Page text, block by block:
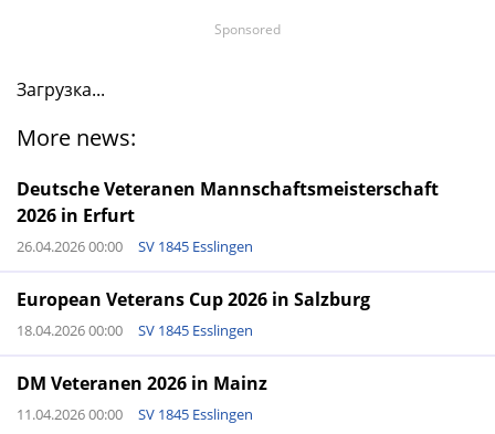
Загрузка...
More news:
Deutsche Veteranen Mannschaftsmeisterschaft
2026 in Erfurt
26.04.2026 00:00 SV 1845 Esslingen
European Veterans Cup 2026 in Salzburg
18.04.2026 00:00 SV 1845 Esslingen
DM Veteranen 2026 in Mainz
11.04.2026 00:00 SV 1845 Esslingen
Sponsored